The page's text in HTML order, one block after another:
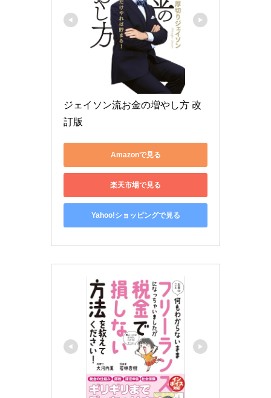
ジェイソン流お金の増やし方 改
訂版
Amazonで見る
楽天市場で見る
Yahoo!ショッピングで見る